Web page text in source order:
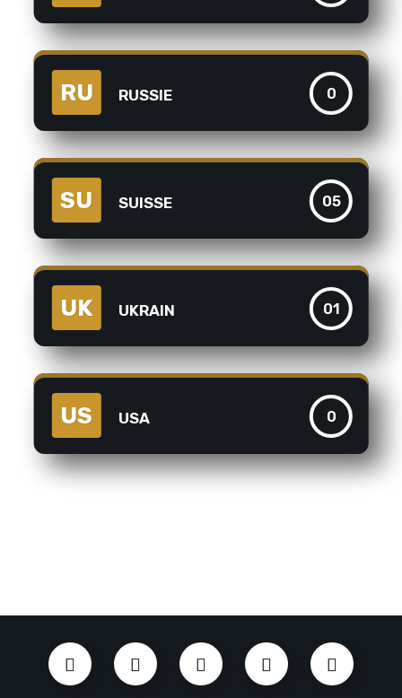
RU 0
RUSSIE
SU 05
SUISSE
UK 01
UKRAIN
US 0
USA